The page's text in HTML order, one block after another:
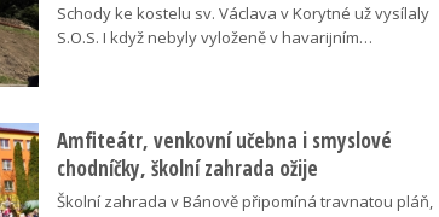
Schody ke kostelu sv. Václava v Korytné už vysílaly
S.O.S. I když nebyly vyloženě v havarijním…
Amfiteátr, venkovní učebna i smyslové
chodníčky, školní zahrada ožije
Školní zahrada v Bánově připomíná travnatou pláň,